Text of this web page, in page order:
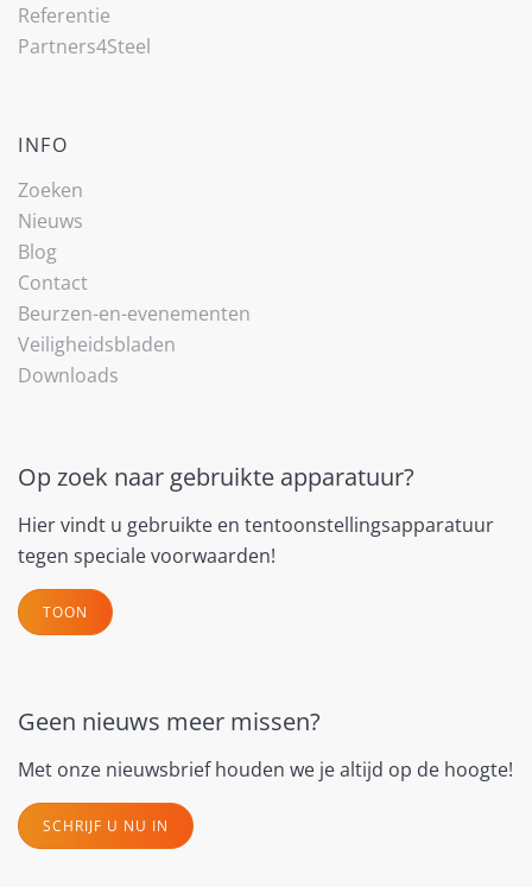
Referentie
Partners4Steel
INFO
Zoeken
Nieuws
Blog
Contact
Beurzen-en-evenementen
Veiligheidsbladen
Downloads
Op zoek naar gebruikte apparatuur?
Hier vindt u gebruikte en tentoonstellingsapparatuur
tegen speciale voorwaarden!
TOON
Geen nieuws meer missen?
Met onze nieuwsbrief houden we je altijd op de hoogte!
SCHRIJF U NU IN